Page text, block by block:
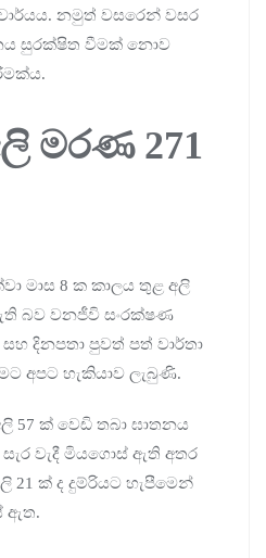
නමුත් වසරෙන් වසර
සුරක්ෂිත වීමක් නොව
මරණ 271
මාස 8 ක කාලය තුළ අලි
බව වනජීවි සංරක්ෂණ
දිනපතා පුවත් පත් වාර්තා
අපට හැකියාව ලැබුණි.
57 ක් වෙඩි තබා ඝාතනය
වැදී මියගොස් ඇති අතර
ක් ද දුම්රියට හැපීමෙන්
ඇත.